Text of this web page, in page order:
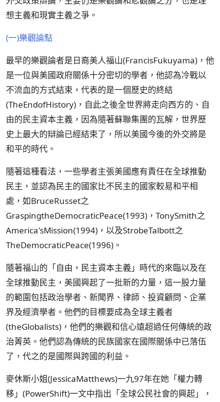
想主義和現實主義之爭。
(一)樂觀論點
最早的樂觀論者是日裔美人福山(FrancisFukuyama)，他
是一位與美國政府關係十分密切的學者，他認為冷戰以
不流血的方式結束，代表的是一個歷史的終結
(TheEndofHistory)，自此之後全世界將走向西方的、自
由的民主資本主義，因為隨著蘇聯集團的瓦解，世界歷
史上最大的辯論已經結束了，所以美國今後的外交將是
和平的時代。
隨著這種看法，一些學者主張美國應有責任在全球推動
民主，並認為民主的國家比不民主的國家較易和平相
處，如BruceRusset之
GraspingtheDemocraticPeace(1993)，TonySmith之
America'sMission(1994)，以及StrobeTalbott之
TheDemocraticPeace(1996)。
隨著福山的「自由，民主資本主義」時代的來臨以及在
全球推動民主，美國興起了一批新的力量，這一股力量
的範圍包括政治學者、新聞界、律師、投資顧問、企業
界及經濟學者。他們的目標要成為全球主義者
(theGlobalists)，他們的樂觀和信心遠超過任何傳統的政
治菁英。他們認為傳統的民族國家在國際關係中已落伍
了，代之的是國際與跨國的利益。
麥休斯小姐(JessicaMatthews)一九97年在她「權力轉
移」(PowerShift)一文中指出「全球公民社會的興起」，